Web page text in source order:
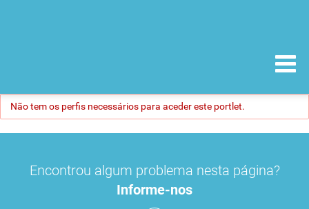
Não tem os perfis necessários para aceder este portlet.
Encontrou algum problema nesta página?
Informe-nos